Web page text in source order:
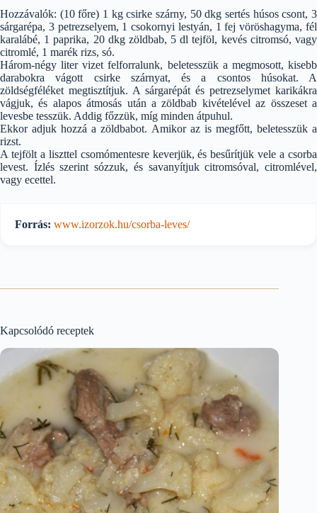
Hozzávalók: (10 főre) 1 kg csirke szárny, 50 dkg sertés húsos csont, 3
sárgarépa, 3 petrezselyem, 1 csokornyi lestyán, 1 fej vöröshagyma, fél
karalábé, 1 paprika, 20 dkg zöldbab, 5 dl tejföl, kevés citromsó, vagy
citromlé, 1 marék rizs, só.
Három-négy liter vizet felforralunk, beletesszük a megmosott, kisebb
darabokra vágott csirke szárnyat, és a csontos húsokat. A
zöldségféléket megtisztítjuk. A sárgarépát és petrezselymet karikákra
vágjuk, és alapos átmosás után a zöldbab kivételével az összeset a
levesbe tesszük. Addig főzzük, míg minden átpuhul.
Ekkor adjuk hozzá a zöldbabot. Amikor az is megfőtt, beletesszük a
rizst.
A tejfölt a liszttel csomómentesre keverjük, és besűrítjük vele a csorba
levest. Ízlés szerint sózzuk, és savanyítjuk citromsóval, citromlével,
vagy ecettel.
Forrás: www.izorzok.hu/csorba-leves/
Kapcsolódó receptek